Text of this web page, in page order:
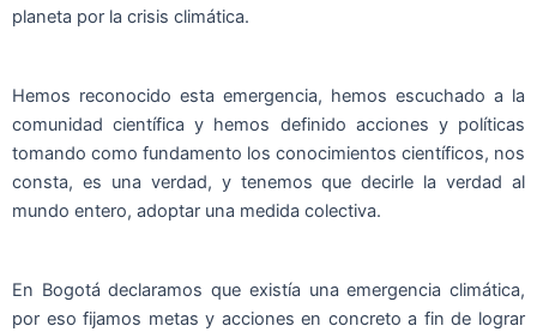
planeta por la crisis climática.
Hemos reconocido esta emergencia, hemos escuchado a la
comunidad científica y hemos definido acciones y políticas
tomando como fundamento los conocimientos científicos, nos
consta, es una verdad, y tenemos que decirle la verdad al
mundo entero, adoptar una medida colectiva.
En Bogotá declaramos que existía una emergencia climática,
por eso fijamos metas y acciones en concreto a fin de lograr